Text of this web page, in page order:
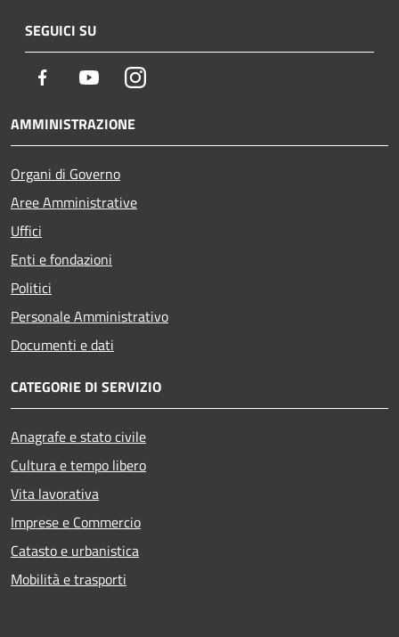
SEGUICI SU
Facebook YoutubeInstagram
AMMINISTRAZIONE
Organi di Governo
Aree Amministrative
Uffici
Enti e fondazioni
Politici
Personale Amministrativo
Documenti e dati
CATEGORIE DI SERVIZIO
Anagrafe e stato civile
Cultura e tempo libero
Vita lavorativa
Imprese e Commercio
Catasto e urbanistica
Mobilità e trasporti